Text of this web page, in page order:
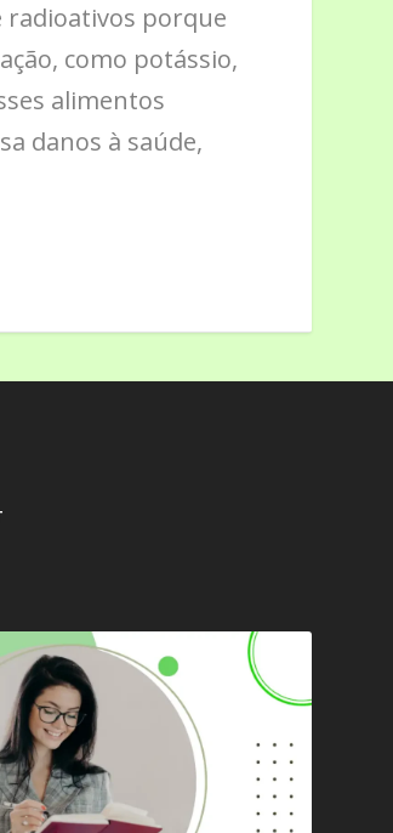
porque
como potássio,
alimentos
danos à saúde,